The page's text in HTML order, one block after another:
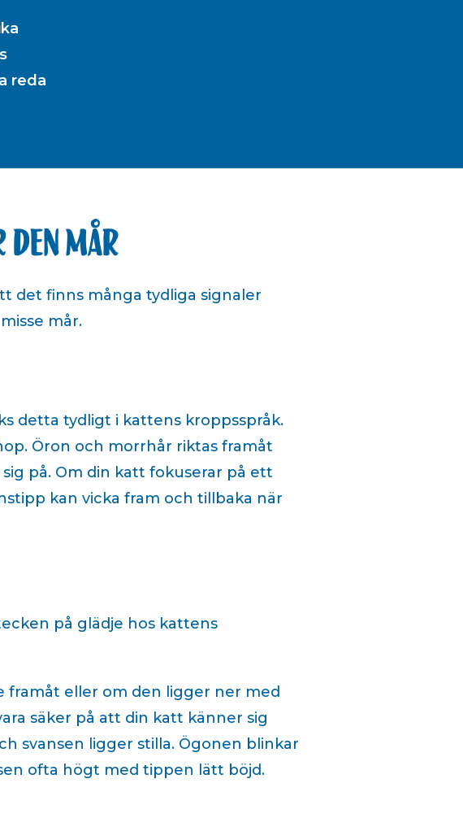
reda
mår
det finns många tydliga signaler
mår.
detta tydligt i kattens kroppsspråk.
Öron och morrhår riktas framåt
på. Om din katt fokuserar på ett
kan vicka fram och tillbaka när
på glädje hos kattens
eller om den ligger ner med
säker på att din katt känner sig
svansen ligger stilla. Ögonen blinkar
ofta högt med tippen lätt böjd.